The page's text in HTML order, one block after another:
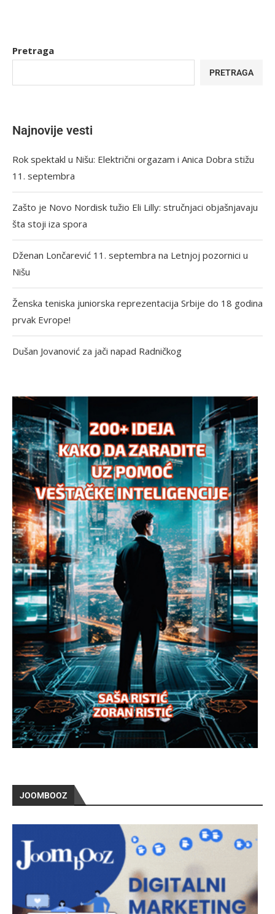
Pretraga
PRETRAGA
Najnovije vesti
Rok spektakl u Nišu: Električni orgazam i Anica Dobra stižu
11. septembra
Zašto je Novo Nordisk tužio Eli Lilly: stručnjaci objašnjavaju
šta stoji iza spora
Dženan Lončarević 11. septembra na Letnjoj pozornici u
Nišu
Ženska teniska juniorska reprezentacija Srbije do 18 godina
prvak Evrope!
Dušan Jovanović za jači napad Radničkog
JOOMBOOZ